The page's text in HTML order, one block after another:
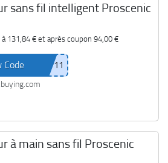
sans fil intelligent Proscenic
à 131,84 €et après coupon 94,00 €
Code
à main sans fil Proscenic